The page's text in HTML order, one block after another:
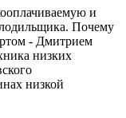
и
Почему
- Дмитрием
низких
низкой